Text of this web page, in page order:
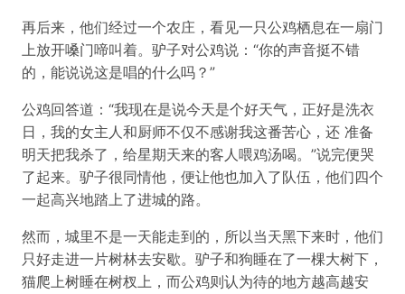
再后来，他们经过一个农庄，看见一只公鸡栖息在一扇门
上放开嗓门啼叫着。驴子对公鸡说：“你的声音挺不错
的，能说说这是唱的什么吗？”
公鸡回答道：“我现在是说今天是个好天气，正好是洗衣
日，我的女主人和厨师不仅不感谢我这番苦心，还 准备
明天把我杀了，给星期天来的客人喂鸡汤喝。”说完便哭
了起来。驴子很同情他，便让他也加入了队伍，他们四个
一起高兴地踏上了进城的路。
然而，城里不是一天能走到的，所以当天黑下来时，他们
只好走进一片树林去安歇。驴子和狗睡在了一棵大树下，
猫爬上树睡在树杈上，而公鸡则认为待的地方越高越安